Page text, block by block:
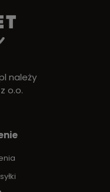
należy
o.o.